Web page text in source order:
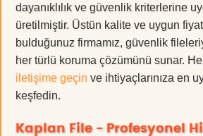
dayanıklılık ve güvenlik kriterlerine
üretilmiştir. Üstün kalite ve uygun
bulduğunuz firmamız, güvenlik
her türlü koruma çözümünü sunar.
iletişime geçin ve ihtiyaçlarınıza en
keşfedin.
Kaplan File - Profesyonel